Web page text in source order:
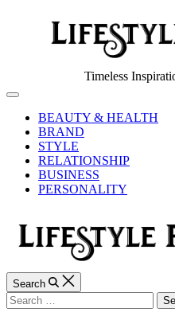
People
Timeless
Off
CanvasBEAUTY & HEALTH
BRAND
STYLE
RELATIONSHIP
BUSINESS
PERSONALITY
Search
Search
for: